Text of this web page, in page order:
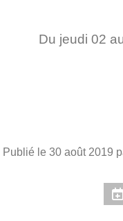
Du jeudi 02
Publié le 30 août 2019